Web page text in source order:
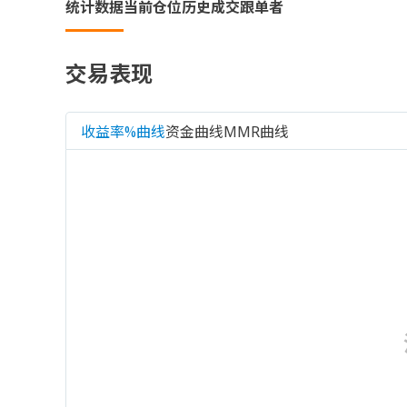
统计数据当前仓位历史成交跟单者
交易表现
收益率%曲线资金曲线MMR曲线